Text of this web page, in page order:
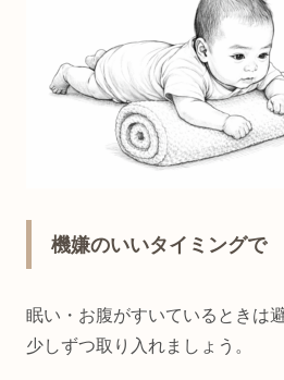
機嫌のいいタイミングで
眠い・お腹がすいているときは
少しずつ取り入れましょう。